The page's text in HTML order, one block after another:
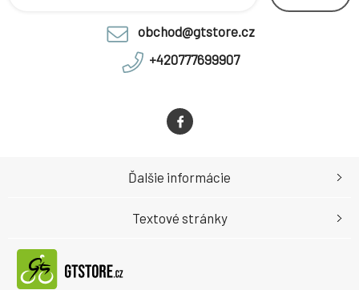
obchod@gtstore.cz
+420777699907
Ďalšie informácie
Textové stránky